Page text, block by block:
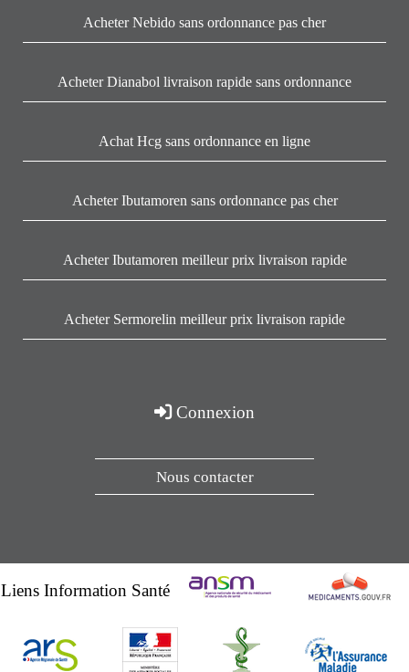
Acheter Nebido sans ordonnance pas cher
Acheter Dianabol livraison rapide sans ordonnance
Achat Hcg sans ordonnance en ligne
Acheter Ibutamoren sans ordonnance pas cher
Acheter Ibutamoren meilleur prix livraison rapide
Acheter Sermorelin meilleur prix livraison rapide
Connexion
Nous contacter
Liens Information Santé